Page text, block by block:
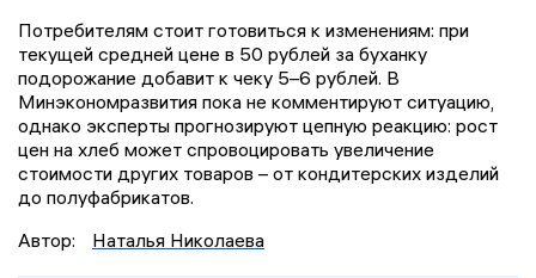
Потребителям стоит готовиться к изменениям: при
текущей средней цене в 50 рублей за буханку
подорожание добавит к чеку 5–6 рублей. В
Минэкономразвития пока не комментируют ситуацию,
однако эксперты прогнозируют цепную реакцию: рост
цен на хлеб может спровоцировать увеличение
стоимости других товаров – от кондитерских изделий
до полуфабрикатов.
Автор:
Наталья Николаева